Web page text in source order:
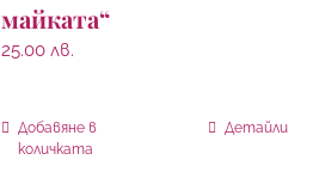
майката“
25.00 лв.
Добавяне в
количката
Детайли